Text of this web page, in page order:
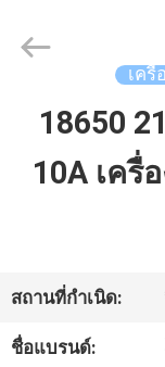
บ้าน
เกี่ยว
กับ
Export
Reserved.
Developed
เครื่
18650
10A เครื่
สถานที่กำเนิด:
ชื่อแบรนด์: